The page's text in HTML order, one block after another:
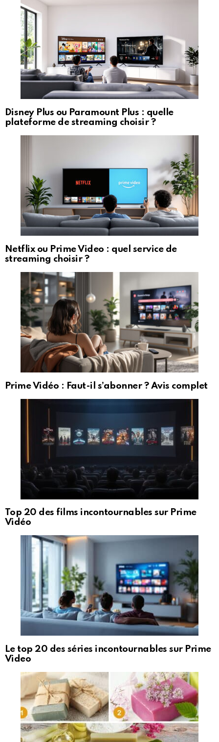
Disney Plus ou Paramount Plus : quelle
plateforme de streaming choisir ?
Netflix ou Prime Video : quel service de
streaming choisir ?
Prime Vidéo : Faut-il s’abonner ? Avis complet
Top 20 des films incontournables sur Prime
Vidéo
Le top 20 des séries incontournables sur Prime
Video